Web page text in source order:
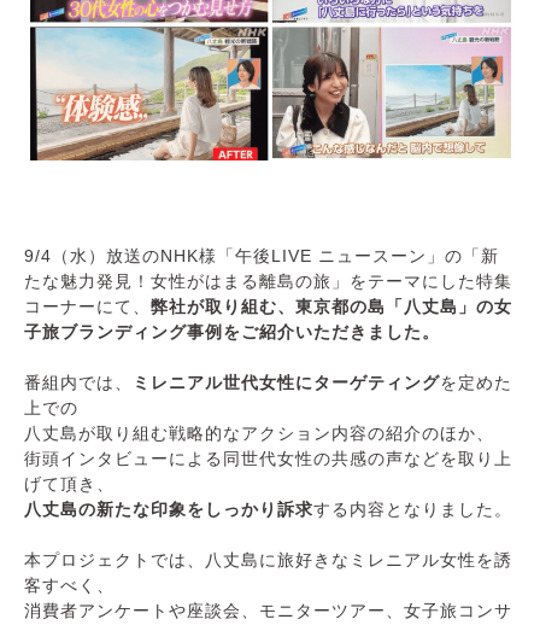
9/4（水）放送のNHK様「午後LIVE ニュースーン」の「新
たな魅力発見！女性がはまる離島の旅」をテーマにした特集
コーナーにて、 弊社が取り組む、 東京都の島「八丈島」の女
子旅ブランディング事例 をご紹介いただきました。
番組内では、 ミレニアル世代女性にターゲティングを定めた
上での
八丈島が取り組む戦略的なアクション内容の紹介のほか、
街頭インタビューによる同世代女性の共感の声などを取り上
げて頂き、
八丈島の新たな印象をしっかり訴求する内容となりました。
本プロジェクトでは、八丈島に旅好きなミレニアル女性を誘
客すべく、
消費者アンケートや座談会、モニターツアー、女子旅コンサ